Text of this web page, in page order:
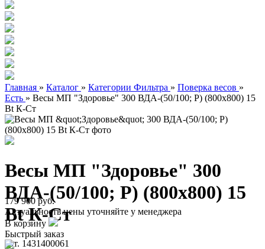
Главная » Каталог » Категории Фильтра » Поверка весов »
Есть » Весы МП "Здоровье" 300 ВДА-(50/100; Р) (800х800) 15
Bt К-Ст
Весы МП "Здоровье" 300
ВДА-(50/100; Р) (800х800) 15
Bt К-Ст
арт. 1431400061
179 900 руб.
Актуальность цены уточняйте у менеджера
В корзину
Быстрый заказ